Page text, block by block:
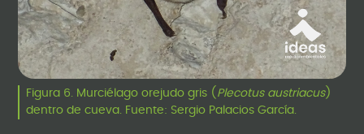
Figura 6. Murciélago orejudo gris ( Plecotus austriacus)
dentro de cueva. Fuente: Sergio Palacios García.